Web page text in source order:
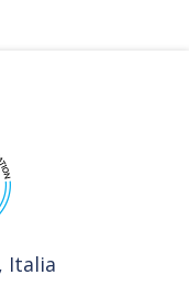
Italia